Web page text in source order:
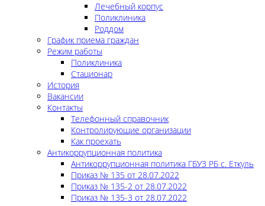
Лечебный корпус
Поликлиника
Роддом
График приема граждан
Режим работы
Поликлиника
Стационар
История
Вакансии
Контакты
Телефонный справочник
Контролирующие организации
Как проехать
Антикоррупционная политика
Антикоррупционная политика ГБУЗ РБ с. Еткуль
Приказ № 135 от 28.07.2022
Приказ № 135-2 от 28.07.2022
Приказ № 135-3 от 28.07.2022